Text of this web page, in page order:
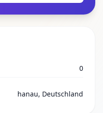
0
hanau, Deutschland